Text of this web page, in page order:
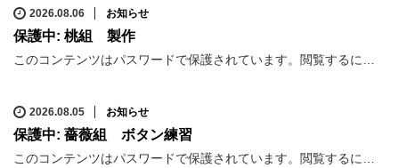
2026.08.06 お知らせ
保護中: 桃組 製作
このコンテンツはパスワードで保護されています。閲覧するに…
2026.08.05 お知らせ
保護中: 薔薇組 ボタン練習
このコンテンツはパスワードで保護されています。閲覧するに…